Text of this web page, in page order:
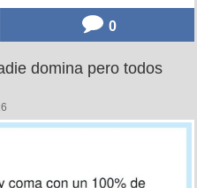
0
domina pero todos